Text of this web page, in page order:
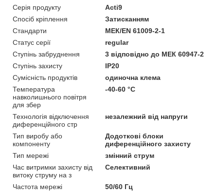
Серія продукту
Acti9
Спосіб кріплення
Затисканням
Стандарти
МЕК/EN 61009-2-1
Статус серії
regular
Ступінь забруднення
3 відповідно до МЕК 60947-2
Ступінь захисту
IP20
Сумісність продуктів
одиночна клема
Температура
навколишнього повітря
для збер
-40-60 °C
Технологія відключення
диференційного стр
незалежний від напруги
Тип виробу або
компоненту
Додоткові блоки
диференційного захисту
Тип мережі
змінний струм
Час витримки захисту від
витоку струму на з
Селективний
Частота мережі
50/60 Гц